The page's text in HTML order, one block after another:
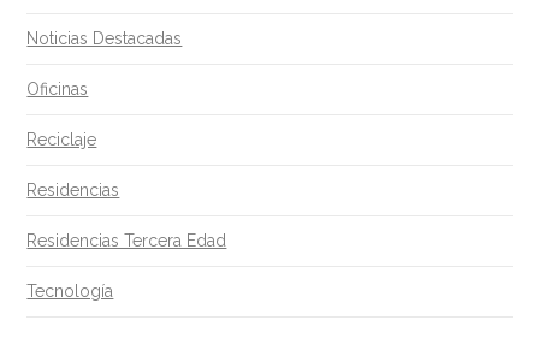
Noticias Destacadas
Oficinas
Reciclaje
Residencias
Residencias Tercera Edad
Tecnología